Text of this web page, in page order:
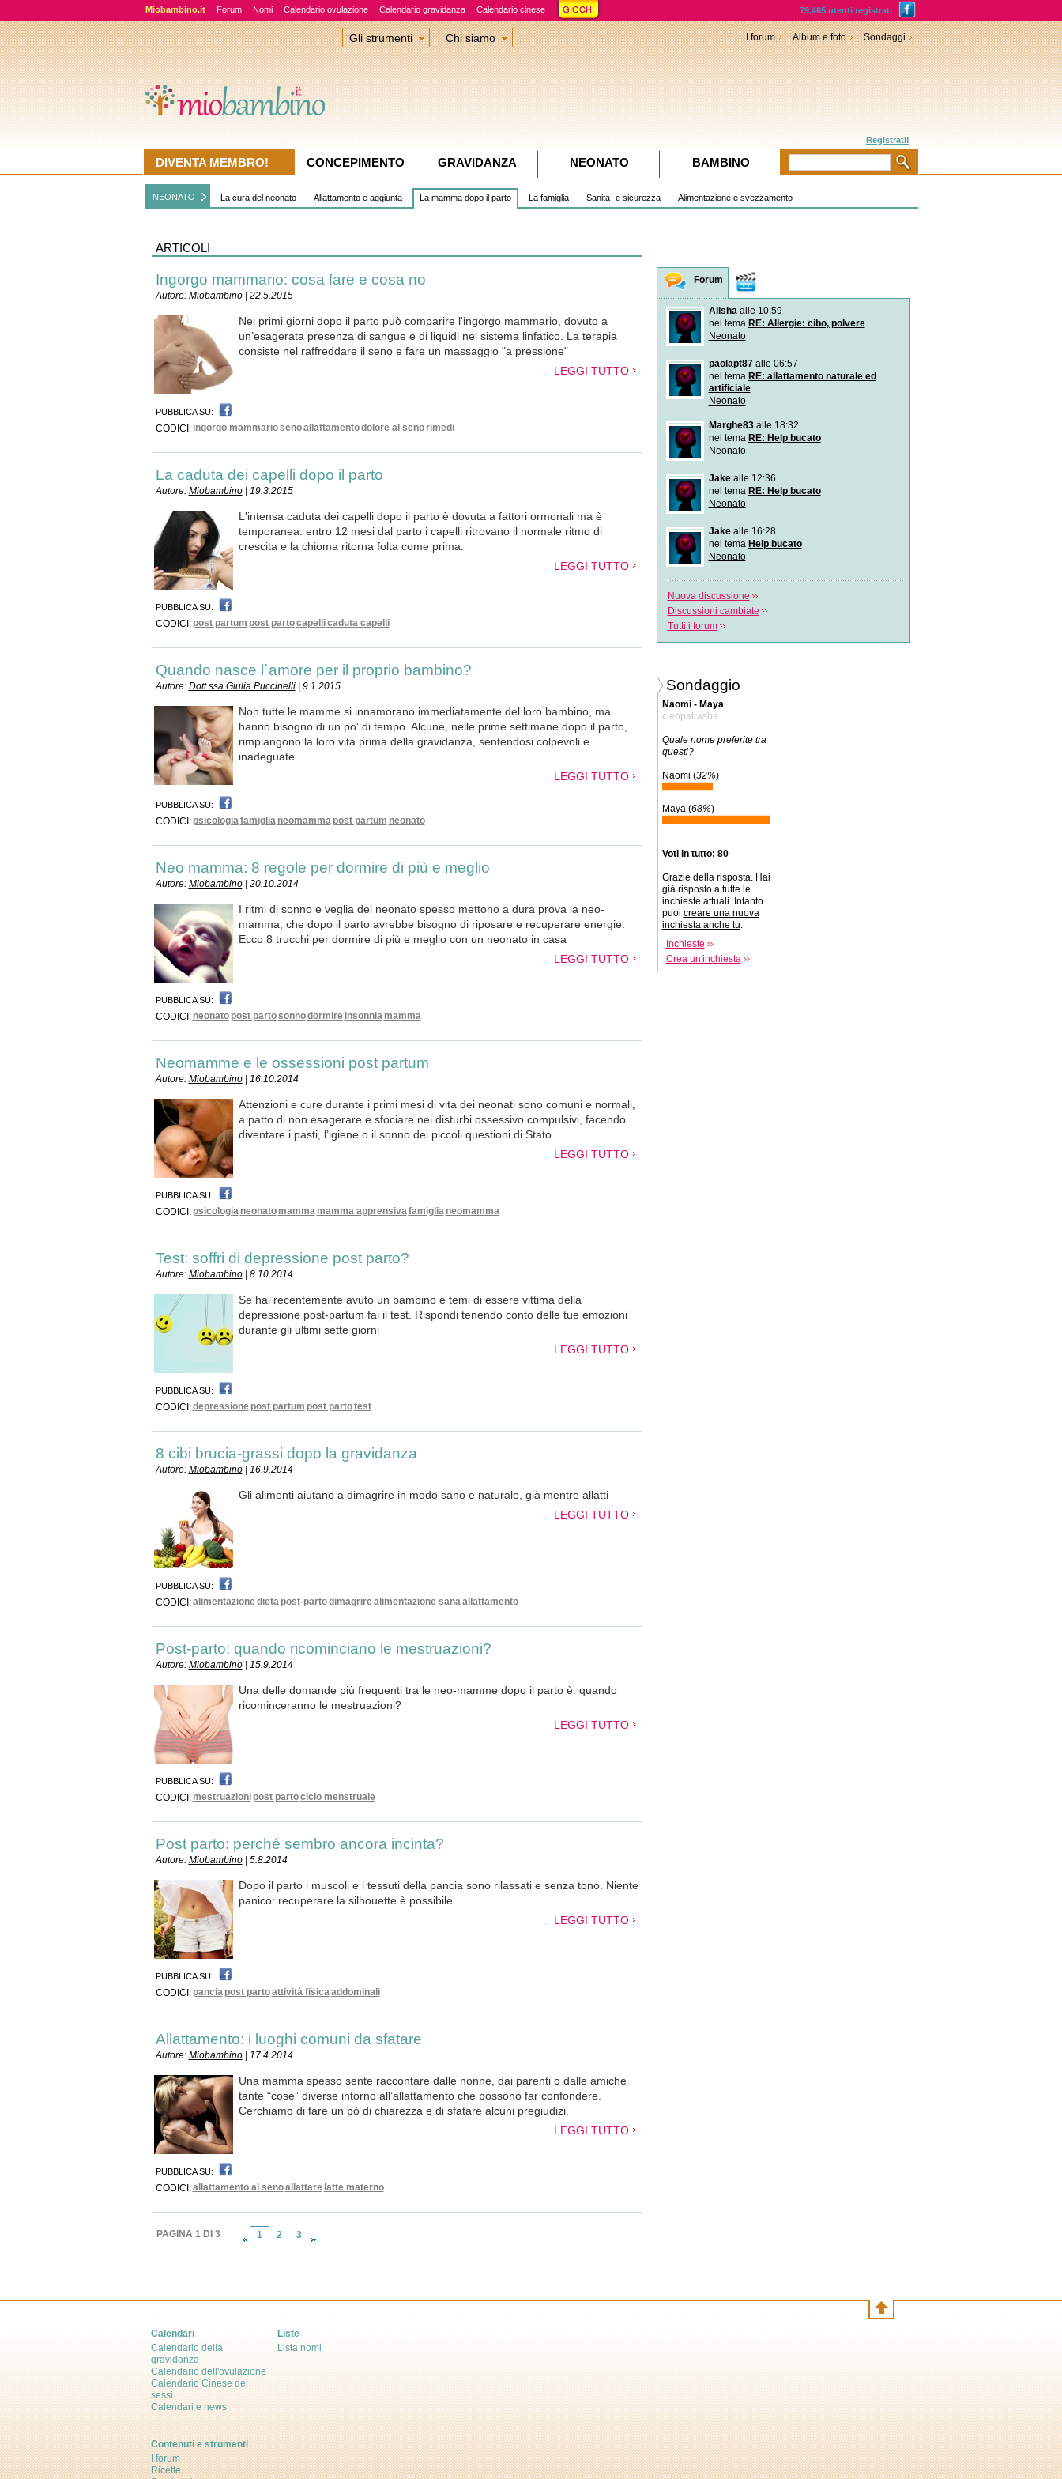
Miobambino.it Forum Nomi Calendario ovulazione Calendario gravidanza Calendario cinese 79.465 utenti registrati
NEONATO La cura del neonato Allattamento e aggiunta La mamma dopo il parto La famiglia Sanita` e sicurezza Alimentazione e svezzamento
ARTICOLI
Ingorgo mammario: cosa fare e cosa no
Autore: Miobambino| 22.5.2015
Nei primi giorni dopo il parto può comparire l'ingorgo mammario, dovuto a
un’esagerata presenza di sangue e di liquidi nel sistema linfatico. La terapia
consiste nel raffreddare il seno e fare un massaggio "a pressione"
LEGGI TUTTO
PUBBLICA SU:
CODICI: ingorgo mammariosenoallattamentodolore al seno rimedi
La caduta dei capelli dopo il parto
Autore: Miobambino| 19.3.2015
L'intensa caduta dei capelli dopo il parto è dovuta a fattori ormonali ma è
temporanea: entro 12 mesi dal parto i capelli ritrovano il normale ritmo di
crescita e la chioma ritorna folta come prima.
LEGGI TUTTO
PUBBLICA SU:
CODICI: post partum post partocapellicaduta capelli
Quando nasce l`amore per il proprio bambino?
Autore: Dott.ssa Giulia Puccinelli| 9.1.2015
Non tutte le mamme si innamorano immediatamente del loro bambino, ma
hanno bisogno di un po' di tempo. Alcune, nelle prime settimane dopo il parto,
rimpiangono la loro vita prima della gravidanza, sentendosi colpevoli e
inadeguate...
LEGGI TUTTO
PUBBLICA SU:
CODICI: psicologiafamiglia neomamma post partum neonato
Neo mamma: 8 regole per dormire di più e meglio
Autore: Miobambino| 20.10.2014
I ritmi di sonno e veglia del neonato spesso mettono a dura prova la neo-
mamma, che dopo il parto avrebbe bisogno di riposare e recuperare energie.
Ecco 8 trucchi per dormire di più e meglio con un neonato in casa
LEGGI TUTTO
PUBBLICA SU:
CODICI: neonato post partosonnodormire insonnia mamma
Neomamme e le ossessioni post partum
Autore: Miobambino| 16.10.2014
Attenzioni e cure durante i primi mesi di vita dei neonati sono comuni e normali,
a patto di non esagerare e sfociare nei disturbi ossessivo compulsivi, facendo
diventare i pasti, l’igiene o il sonno dei piccoli questioni di Stato
LEGGI TUTTO
PUBBLICA SU:
CODICI: psicologia neonato mamma mamma apprensivafamiglia neomamma
Test: soffri di depressione post parto?
Autore: Miobambino| 8.10.2014
Se hai recentemente avuto un bambino e temi di essere vittima della
depressione post-partum fai il test. Rispondi tenendo conto delle tue emozioni
durante gli ultimi sette giorni
LEGGI TUTTO
PUBBLICA SU:
CODICI:depressione post partum post partotest
8 cibi brucia-grassi dopo la gravidanza
Autore: Miobambino| 16.9.2014
Gli alimenti aiutano a dimagrire in modo sano e naturale, già mentre allatti
LEGGI TUTTO
PUBBLICA SU:
CODICI:alimentazionedieta post-partodimagrirealimentazione sanaallattamento
Post-parto: quando ricominciano le mestruazioni?
Autore: Miobambino| 15.9.2014
Una delle domande più frequenti tra le neo-mamme dopo il parto è: quando
ricominceranno le mestruazioni?
LEGGI TUTTO
PUBBLICA SU:
CODICI: mestruazioni post partociclo menstruale
Post parto: perché sembro ancora incinta?
Autore: Miobambino| 5.8.2014
Dopo il parto i muscoli e i tessuti della pancia sono rilassati e senza tono. Niente
panico: recuperare la silhouette è possibile
LEGGI TUTTO
PUBBLICA SU:
CODICI: pancia post partoattività fisicaaddominali
Allattamento: i luoghi comuni da sfatare
Autore: Miobambino| 17.4.2014
Una mamma spesso sente raccontare dalle nonne, dai parenti o dalle amiche
tante “cose” diverse intorno all’allattamento che possono far confondere.
Cerchiamo di fare un pò di chiarezza e di sfatare alcuni pregiudizi.
LEGGI TUTTO
PUBBLICA SU:
CODICI:allattamento al senoallattare latte materno
PAGINA 1 DI 3 1 2 3
Forum
Alishaalle 10:59
nel tema RE: Allergie: cibo, polvere
Neonato
paolapt87alle 06:57
nel tema RE: allattamento naturale ed
artificiale
Neonato
Marghe83alle 18:32
nel tema RE: Help bucato
Neonato
Jakealle 12:36
nel tema RE: Help bucato
Neonato
Jakealle 16:28
nel tema Help bucato
Neonato
Nuova discussione
Discussioni cambiate
Tutti i forum
Sondaggio
Naomi - Maya
cleopatrasha
Quale nome preferite tra
questi?
Naomi (32%)
Maya (68%)
Voti in tutto: 80
Grazie della risposta. Hai
già risposto a tutte le
inchieste attuali. Intanto
puoi creare una nuova
inchiesta anche tu.
Inchieste
Crea un'inchiesta
I forum Album e foto Sondaggi
Gli strumenti Chi siamo
Registrati!
DIVENTA MEMBRO! CONCEPIMENTO GRAVIDANZA NEONATO BAMBINO
Calendari
Calendario della
gravidanza
Calendario dell'ovulazione
Calendario Cinese dei
sessi
Calendari e news
Liste
Lista nomi
Contenuti e strumenti
I forum
Ricette